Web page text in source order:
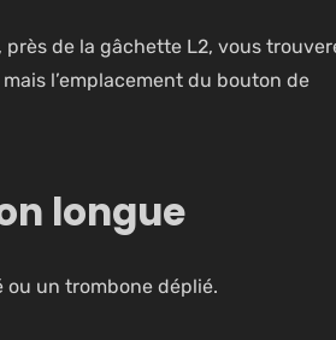
de la gâchette L2, vous
l’emplacement du bouton de
longue
ou un trombone déplié.